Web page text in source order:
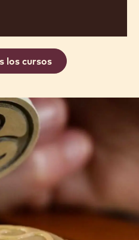
los cursos